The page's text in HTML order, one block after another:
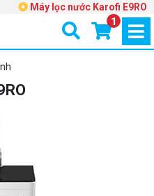
Máy lọc nước Karofi E9RO
1